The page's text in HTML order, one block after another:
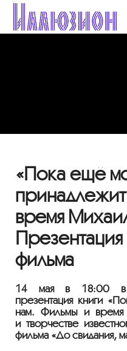
«Пока ещё
время
Презентация
фильма
14 мая в 18:00 в
презентация книги
нам. Фильмы и время
и творчестве
фильма «До свидания,